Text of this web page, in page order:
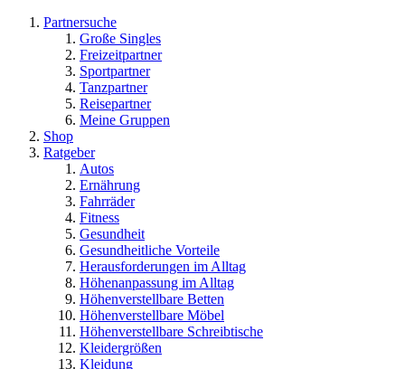
Partnersuche
Große Singles
Freizeitpartner
Sportpartner
Tanzpartner
Reisepartner
Meine Gruppen
Shop
Ratgeber
Autos
Ernährung
Fahrräder
Fitness
Gesundheit
Gesundheitliche Vorteile
Herausforderungen im Alltag
Höhenanpassung im Alltag
Höhenverstellbare Betten
Höhenverstellbare Möbel
Höhenverstellbare Schreibtische
Kleidergrößen
Kleidung